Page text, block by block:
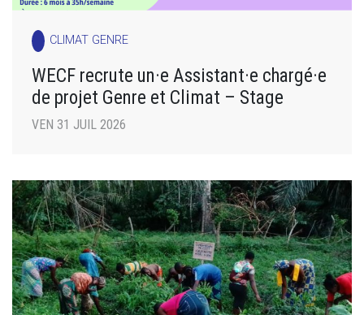
CLIMAT GENRE
WECF recrute un·e Assistant·e chargé·e
de projet Genre et Climat – Stage
VEN 31 JUIL 2026